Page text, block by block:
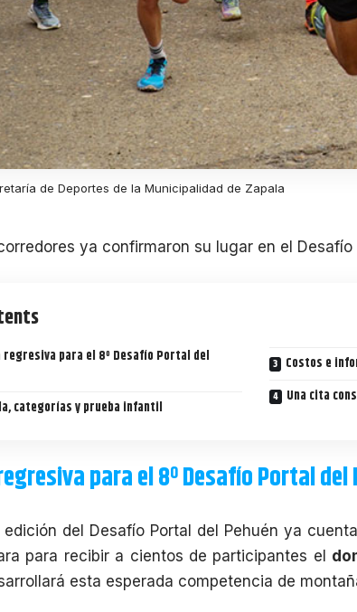
de Deportes de la Municipalidad de Zapala
ya confirmaron su lugar en el Desafío
regresiva para el 8º Desafío Portal del
categorías y prueba infantil
Costos e
Una cita
para el 8º Desafío Portal del
del Desafío Portal del Pehuén ya
para recibir a cientos de participantes el
esta esperada competencia de